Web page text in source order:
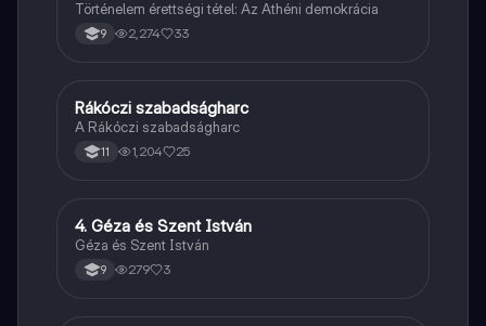
Történelem érettségi tétel: Az Athéni demokrácia
9 2,274 33
Töri
Rákóczi szabadságharc
A Rákóczi szabadságharc
11 1,204 25
Töri
4. Géza és Szent István
Géza és Szent István
9 279 3